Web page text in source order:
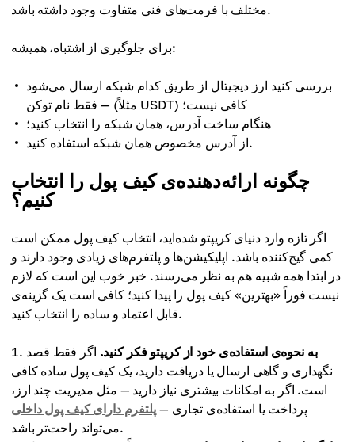
مختلف با فرمت‌های فنی متفاوت وجود داشته باشد.
برای جلوگیری از اشتباه، همیشه:
بررسی کنید ارز دیجیتال از طریق کدام شبکه ارسال می‌شود
— فقط نام توکن (مثلاً USDT) کافی نیست؛
هنگام ساخت آدرس، همان شبکه را انتخاب کنید؛
از آدرس مخصوص همان شبکه استفاده کنید.
چگونه ارائه‌دهنده‌ی کیف پول را انتخاب
کنیم؟
اگر تازه وارد دنیای کریپتو شده‌اید، انتخاب کیف پول ممکن است
کمی گیج‌کننده باشد. اپلیکیشن‌ها و پلتفرم‌های زیادی وجود دارند و
در ابتدا همه شبیه هم به نظر می‌رسند. خبر خوب این است که لازم
نیست فوراً «بهترین» کیف پول را پیدا کنید؛ کافی است یک گزینه‌ی
قابل اعتماد و ساده را انتخاب کنید.
به نحوه‌ی استفاده‌ی خود از کریپتو فکر کنید. اگر فقط قصد
نگهداری و گاهی ارسال یا دریافت دارید، یک کیف پول ساده کافی
است. اگر به امکانات بیشتری نیاز دارید — مثل مدیریت چند ارز،
پرداخت یا استفاده‌ی تجاری —پلتفرم دارای کیف پول داخلی
می‌تواند راحت‌تر باشد.